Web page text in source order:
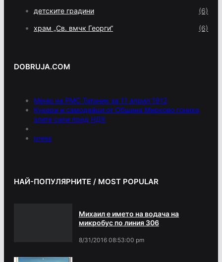
детските градини (6)
храм „Св. вмчк Георги“ (6)
DOBRUJA.COM
Меню на РМС Титаник за 11 април 1912
Кукери и самодейци от Община Мирково гониха
злите сили пред НДК
press
НАЙ-ПОПУЛЯРНИТЕ / MOST POPULAR
Михаил е името на водача на
микробус по линия 306
8/31/2016 08:53:00 pm